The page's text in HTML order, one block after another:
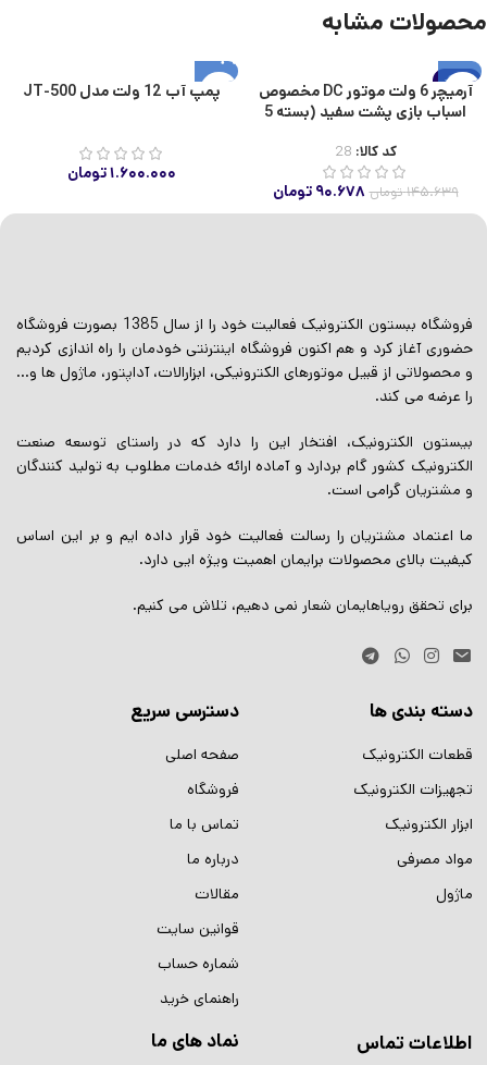
محصولات مشابه
-38%
اتمام موجودی
آرمیچر 6 ولت موتور DC مخصوص
اسباب بازی پشت سفید (بسته 5
کد کالا: 28
۱۴۵.۶۳۹تومان ۹۰.۶۷۸ تومان
پمپ آب 12 ولت مدل JT-500
۱.۶۰۰.۰۰۰تومان
فروشگاه ببستون الکترونیک فعالیت خود را از سال 1385 بصورت فروشگاه
حضوری آغاز کرد و هم اکنون فروشگاه اینترنتی خودمان را راه اندازی کردیم
و محصولاتی از قبیل موتورهای الکترونیکی، ابزارالات، آداپتور، ماژول ها و…
را عرضه می کند.
بیستون الکترونیک، افتخار این را دارد که در راستای توسعه صنعت
الکترونیک کشور گام بردارد و آماده ارائه خدمات مطلوب به تولید کنندگان
و مشتریان گرامی است.
ما اعتماد مشتریان را رسالت فعالیت خود قرار داده ایم و بر این اساس
کیفیت بالای محصولات برایمان اهمیت ویژه ایی دارد.
برای تحقق رویاهایمان شعار نمی دهیم، تلاش می کنیم.
دسته بندی ها
قطعات الکترونیک
تجهیزات الکترونیک
ابزار الکترونیک
مواد مصرفی
ماژول
دسترسی سریع
صفحه اصلی
فروشگاه
تماس با ما
درباره ما
مقالات
قوانین سایت
شماره حساب
راهنمای خرید
اطلاعات تماس نماد های ما